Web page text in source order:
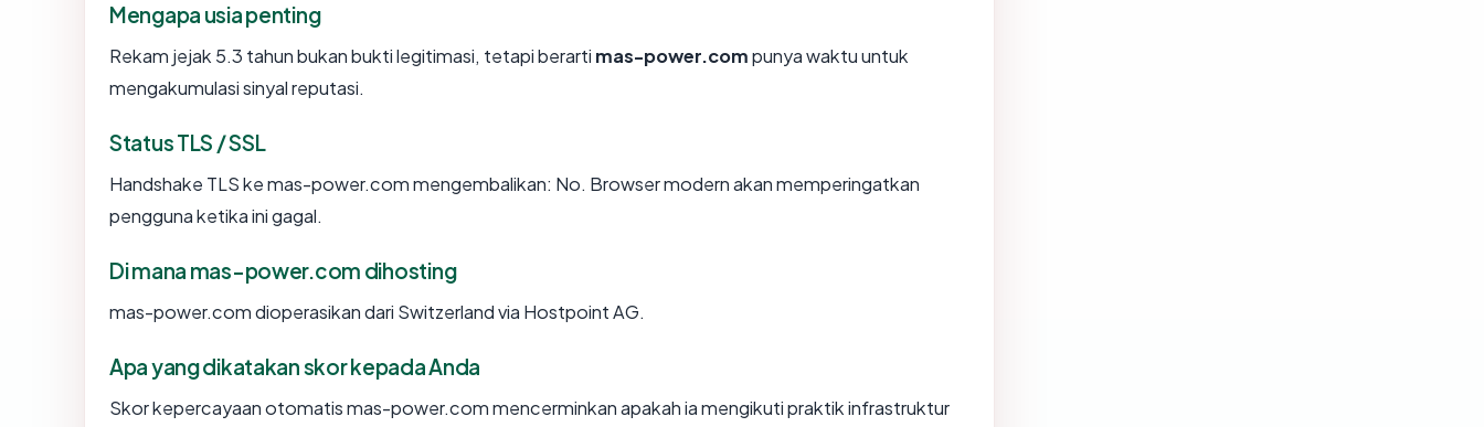
Mengapa usia penting
Rekam jejak 5.3 tahun bukan bukti legitimasi, tetapi berarti mas-power.compunya waktu untuk
mengakumulasi sinyal reputasi.
Status TLS / SSL
Handshake TLS ke mas-power.com mengembalikan: No. Browser modern akan memperingatkan
pengguna ketika ini gagal.
Di mana mas-power.com dihosting
mas-power.com dioperasikan dari Switzerland via Hostpoint AG.
Apa yang dikatakan skor kepada Anda
Skor kepercayaan otomatis mas-power.com mencerminkan apakah ia mengikuti praktik infrastruktur